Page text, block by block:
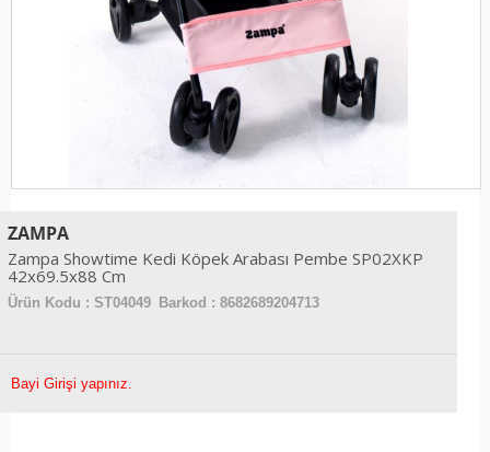
ZAMPA
Zampa Showtime Kedi Köpek Arabası Pembe SP02XKP
42x69.5x88 Cm
Ürün Kodu : ST04049 Barkod : 8682689204713
Bayi Girişi yapınız.